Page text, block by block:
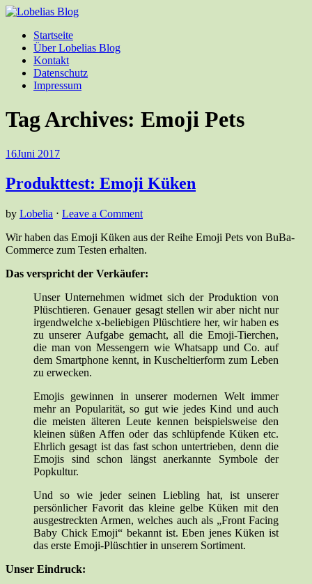
Startseite
Über Lobelias Blog
Kontakt
Datenschutz
Impressum
Tag Archives: Emoji Pets
16Juni 2017
Produkttest: Emoji Küken
by Lobelia ⋅ Leave a Comment
Wir haben das Emoji Küken aus der Reihe Emoji Pets von BuBa-
Commerce zum Testen erhalten.
Das verspricht der Verkäufer:
Unser Unternehmen widmet sich der Produktion von
Plüschtieren. Genauer gesagt stellen wir aber nicht nur
irgendwelche x-beliebigen Plüschtiere her, wir haben es
zu unserer Aufgabe gemacht, all die Emoji-Tierchen,
die man von Messengern wie Whatsapp und Co. auf
dem Smartphone kennt, in Kuscheltierform zum Leben
zu erwecken.
Emojis gewinnen in unserer modernen Welt immer
mehr an Popularität, so gut wie jedes Kind und auch
die meisten älteren Leute kennen beispielsweise den
kleinen süßen Affen oder das schlüpfende Küken etc.
Ehrlich gesagt ist das fast schon untertrieben, denn die
Emojis sind schon längst anerkannte Symbole der
Popkultur.
Und so wie jeder seinen Liebling hat, ist unserer
persönlicher Favorit das kleine gelbe Küken mit den
ausgestreckten Armen, welches auch als „Front Facing
Baby Chick Emoji“ bekannt ist. Eben jenes Küken ist
das erste Emoji-Plüschtier in unserem Sortiment.
Unser Eindruck: